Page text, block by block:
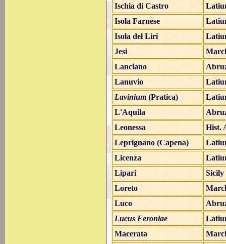
Ischia di Castro
Isola Farnese
Isola del Liri
Jesi
Lanciano
Lanuvio
Lavinium (Pratica)
L'Aquila
Leonessa
Hist.
Leprignano (Capena)
Licenza
Lipari
Sicily
Loreto
Luco
Lucus Feroniae
Macerata